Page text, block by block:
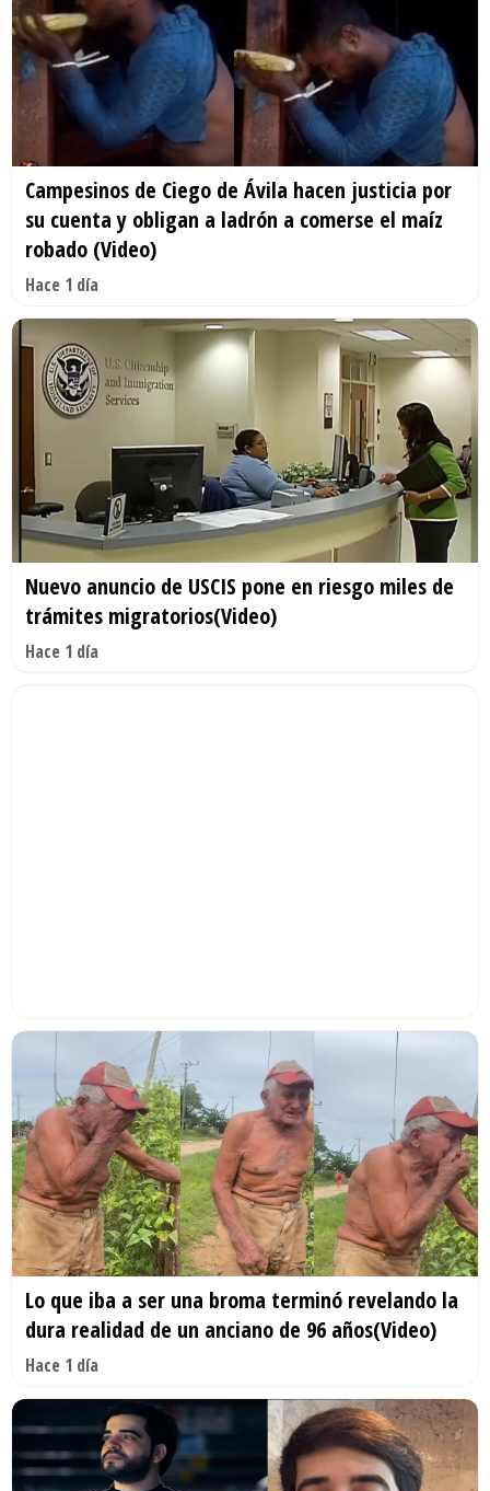
Campesinos de Ciego de Ávila hacen justicia por
su cuenta y obligan a ladrón a comerse el maíz
robado (Video)
Hace 1 día
Nuevo anuncio de USCIS pone en riesgo miles de
trámites migratorios(Video)
Hace 1 día
Lo que iba a ser una broma terminó revelando la
dura realidad de un anciano de 96 años(Video)
Hace 1 día